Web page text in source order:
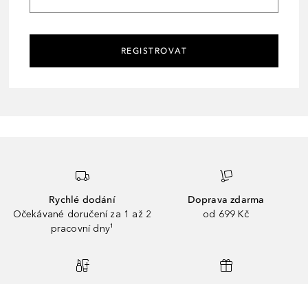
REGISTROVAT
Rychlé dodání
Očekávané doručení za 1 až 2
pracovní dny¹
Doprava zdarma
od 699 Kč